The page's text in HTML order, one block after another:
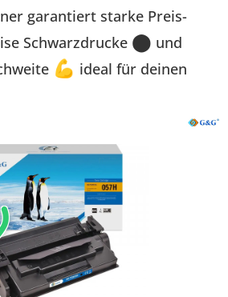
garantiert starke Preis-
Schwarzdrucke ⬤ und
💪 ideal für deinen